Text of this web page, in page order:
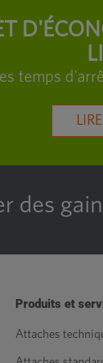
temps
des
Produits et
Attaches